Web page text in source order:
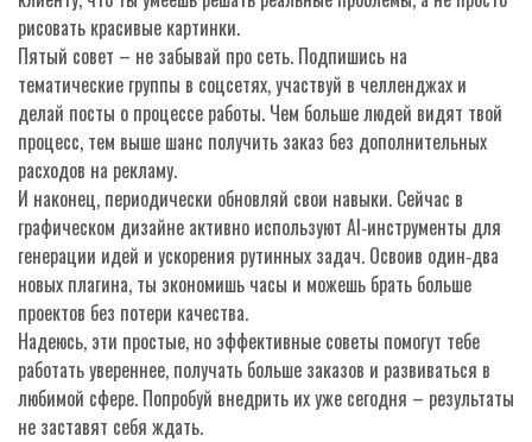
рисовать красивые картинки.
Пятый совет – не забывай про сеть. Подпишись на
тематические группы в соцсетях, участвуй в челленджах и
делай посты о процессе работы. Чем больше людей видят твой
процесс, тем выше шанс получить заказ без дополнительных
расходов на рекламу.
И наконец, периодически обновляй свои навыки. Сейчас в
графическом дизайне активно используют AI‑инструменты для
генерации идей и ускорения рутинных задач. Освоив один‑два
новых плагина, ты экономишь часы и можешь брать больше
проектов без потери качества.
Надеюсь, эти простые, но эффективные советы помогут тебе
работать увереннее, получать больше заказов и развиваться в
любимой сфере. Попробуй внедрить их уже сегодня – результаты
не заставят себя ждать.